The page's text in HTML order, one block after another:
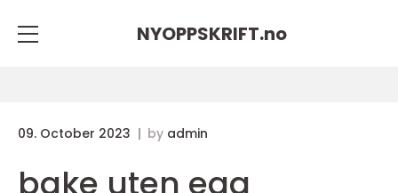
NYOPPSKRIFT.no
09. October 2023 by admin
bake uten egg